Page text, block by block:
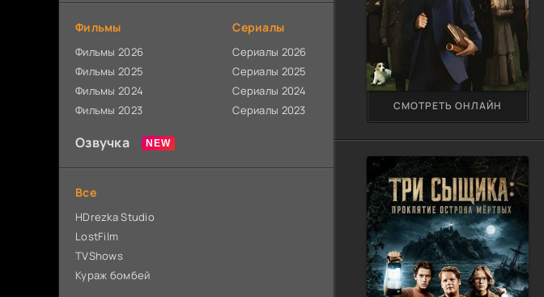
СМОТРЕТЬ ОНЛАЙН
Фильмы
Фильмы 2026
Фильмы 2025
Фильмы 2024
Фильмы 2023
Сериалы
Сериалы 2026
Сериалы 2025
Сериалы 2024
Сериалы 2023
Озвучка
Все
HDrezka Studio
LostFilm
TVShows
Кураж бомбей